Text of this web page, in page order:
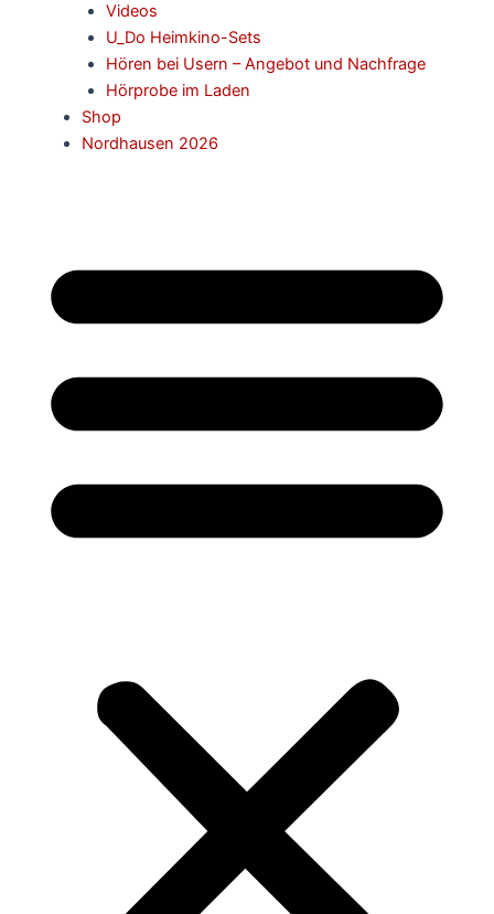
Videos
U_Do Heimkino-Sets
Hören bei Usern – Angebot und Nachfrage
Hörprobe im Laden
Shop
Nordhausen 2026